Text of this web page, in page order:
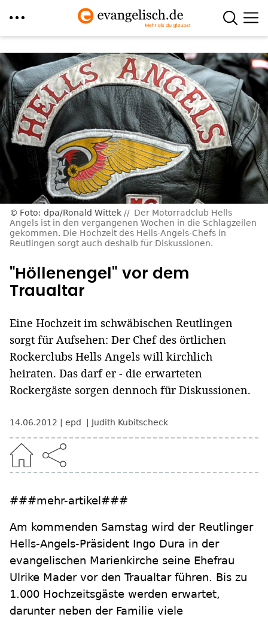
zum
Inhalt
Foto: dpa/Ronald Wittek
Der Motorradclub Hells
Angels ist in den vergangenen Wochen in die Schlagzeilen
gekommen. Die Hochzeit des Hells-Angels-Chefs in
Reutlingen sorgt auch deshalb für Diskussionen.
"Höllenengel" vor dem
Traualtar
Eine Hochzeit im schwäbischen Reutlingen
sorgt für Aufsehen: Der Chef des örtlichen
Rockerclubs Hells Angels will kirchlich
heiraten. Das darf er - die erwarteten
Rockergäste sorgen dennoch für Diskussionen.
14.06.2012 epd Judith Kubitscheck
###mehr-artikel###
Am kommenden Samstag wird der Reutlinger
Hells-Angels-Präsident Ingo Dura in der
evangelischen Marienkirche seine Ehefrau
Ulrike Mader vor den Traualtar führen. Bis zu
1.000 Hochzeitsgäste werden erwartet,
darunter neben der Familie viele